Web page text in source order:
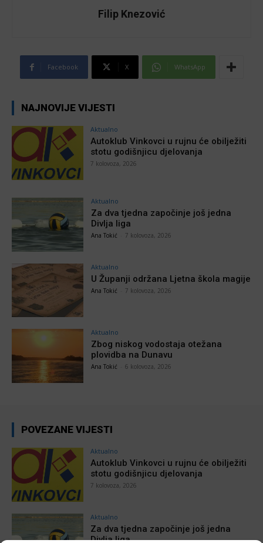
Filip Knezović
Facebook X WhatsApp
NAJNOVIJE VIJESTI
Aktualno
Autoklub Vinkovci u rujnu će obilježiti
stotu godišnjicu djelovanja
7 kolovoza, 2026
Aktualno
Za dva tjedna započinje još jedna
Divlja liga
Ana Tokić 7 kolovoza, 2026
Aktualno
U Županji održana Ljetna škola magije
Ana Tokić 7 kolovoza, 2026
Aktualno
Zbog niskog vodostaja otežana
plovidba na Dunavu
Ana Tokić 6 kolovoza, 2026
POVEZANE VIJESTI
Aktualno
Autoklub Vinkovci u rujnu će obilježiti
stotu godišnjicu djelovanja
7 kolovoza, 2026
Aktualno
Za dva tjedna započinje još jedna
Divlja liga